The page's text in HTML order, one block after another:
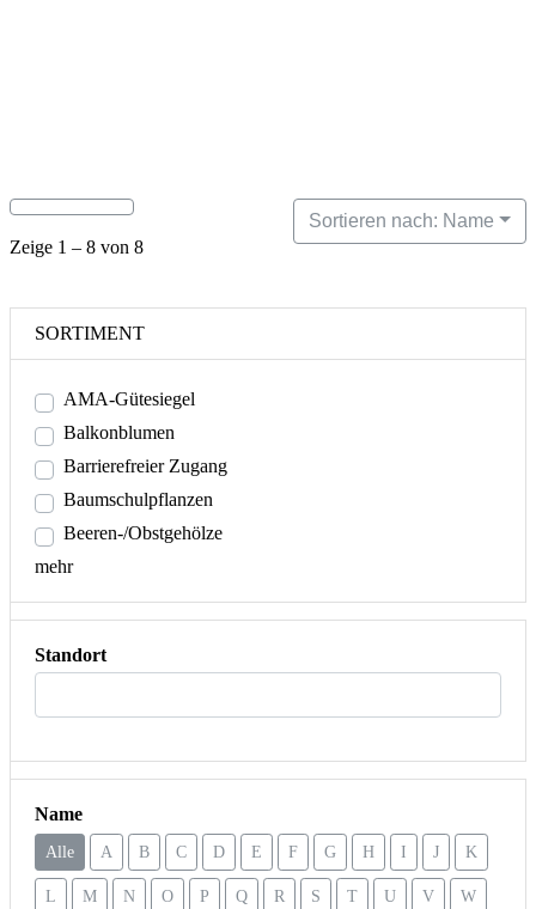
Zeige 1 – 8 von 8
Sortieren nach: Name
SORTIMENT
AMA-Gütesiegel
Balkonblumen
Barrierefreier Zugang
Baumschulpflanzen
Beeren-/Obstgehölze
mehr
Standort
Name
Alle A B C D E F G H I J K
L M N O P Q R S T U V W